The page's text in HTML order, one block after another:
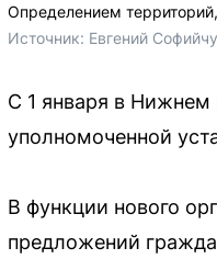
Определением
Источник: Евгений
С 1 января в Нижнем
уполномоченной
В функции нового
предложений